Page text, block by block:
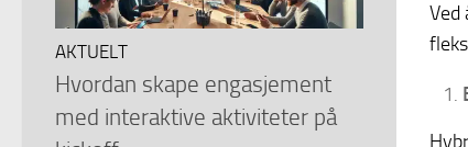
Ved
AKTUELT
Hvordan skape engasjement
med interaktive aktiviteter på